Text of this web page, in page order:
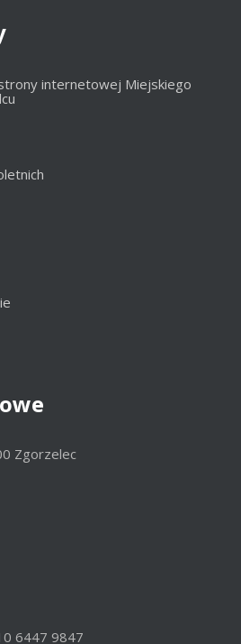
internetowej Miejskiego
Zgorzelec
6447 9847